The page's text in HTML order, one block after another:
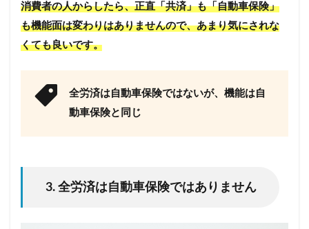
消費者の人からしたら、正直「共済」も「自動車保険」
も機能面は変わりはありませんので、あまり気にされな
くても良いです。
全労済は自動車保険ではないが、機能は自
動車保険と同じ
3. 全労済は自動車保険ではありません